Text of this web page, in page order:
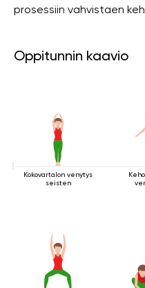
prosessiin vahvistaen
Oppitunnin kaavio
Kokovartalon venytys
seisten